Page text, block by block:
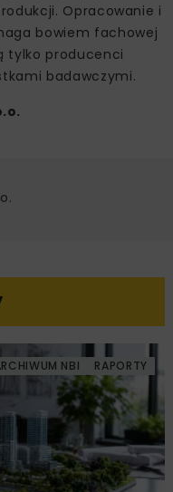
Opracowanie i
bowiem fachowej
tylko producenci
badawczymi.
NBI RAPORTY